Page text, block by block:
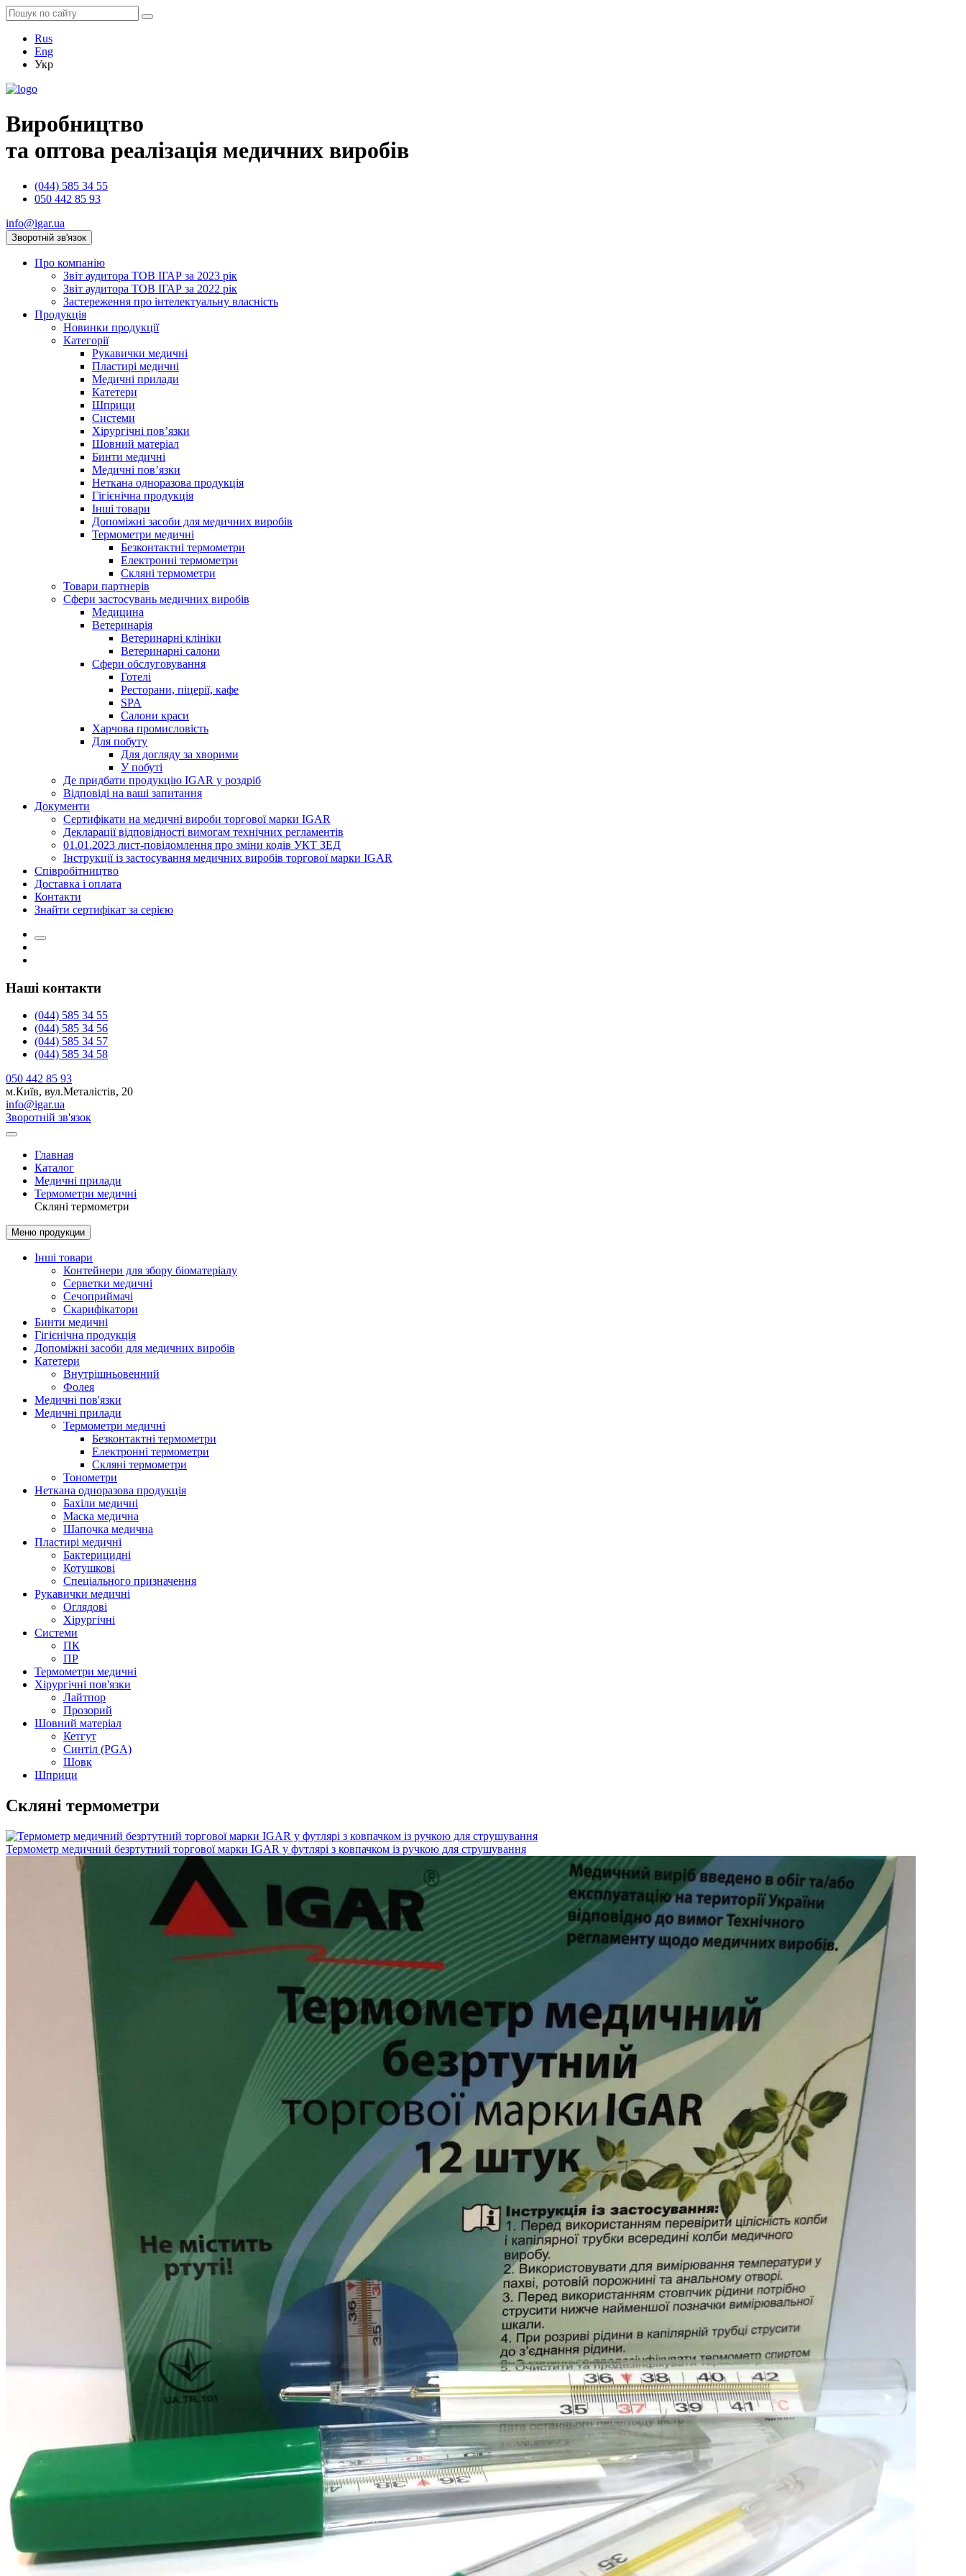
Rus
Eng
Укр
Виробництво
та оптова реалізація медичних виробів
(044) 585 34 55
050 442 85 93
info@igar.ua
Зворотній зв'язок
Про компанію
Звіт аудитора ТОВ ІГАР за 2023 рік
Звіт аудитора ТОВ ІГАР за 2022 рік
Застереження про інтелектуальну власність
Продукція
Новинки продукції
Категорії
Рукавички медичні
Пластирі медичні
Медичні прилади
Катетери
Шприци
Системи
Хірургічні пов’язки
Шовний матеріал
Бинти медичні
Медичні пов’язки
Неткана одноразова продукція
Гігієнічна продукція
Iнші товари
Допоміжні засоби для медичних виробів
Термометри медичні
Безконтактні термометри
Електронні термометри
Скляні термометри
Товари партнерів
Сфери застосувань медичних виробів
Медицина
Ветеринарiя
Ветеринарнi клiнiки
Ветеринарнi салони
Сфери обслуговування
Готелі
Ресторани, пiцерії, кафе
SPA
Салони краси
Харчова промисловість
Для побуту
Для догляду за хворими
У побутi
Де придбати продукцію IGAR у роздріб
Вiдповiдi на вашi запитання
Документи
Сертифікати на медичні вироби торгової марки IGAR
Декларації відповідності вимогам технічних регламентів
01.01.2023 лист-повідомлення про зміни кодів УКТ ЗЕД
Інструкції із застосування медичних виробів торгової марки IGAR
Співробітництво
Доставка і оплата
Контакти
Знайти сертифікат за серією
Наші контакти
(044) 585 34 55
(044) 585 34 56
(044) 585 34 57
(044) 585 34 58
050 442 85 93
м.Київ, вул.Металістів, 20
info@igar.ua
Зворотній зв'язок
Главная
Каталог
Медичні прилади
Термометри медичні
Скляні термометри
Меню продукции
Iнші товари
Контейнери для збору біоматеріалу
Серветки медичнi
Сечоприймачі
Скарифікатори
Бинти медичні
Гігієнічна продукція
Допоміжні засоби для медичних виробів
Катетери
Внутрішньовенний
Фолея
Медичні пов'язки
Медичні прилади
Термометри медичні
Безконтактні термометри
Електронні термометри
Скляні термометри
Тонометри
Неткана одноразова продукція
Бахіли медичні
Маска медична
Шапочка медична
Пластирі медичні
Бактерицидні
Котушкові
Спеціального призначення
Рукавички медичні
Оглядові
Хірургічні
Системи
ПК
ПР
Термометри медичні
Хірургічні пов'язки
Лайтпор
Прозорий
Шовний матеріал
Кетгут
Синтіл (PGA)
Шовк
Шприци
Скляні термометри
Термометр медичний безртутний торгової марки IGAR у футлярі з ковпачком із ручкою для струшування